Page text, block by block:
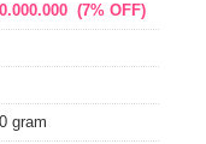
(7% OFF)
gram